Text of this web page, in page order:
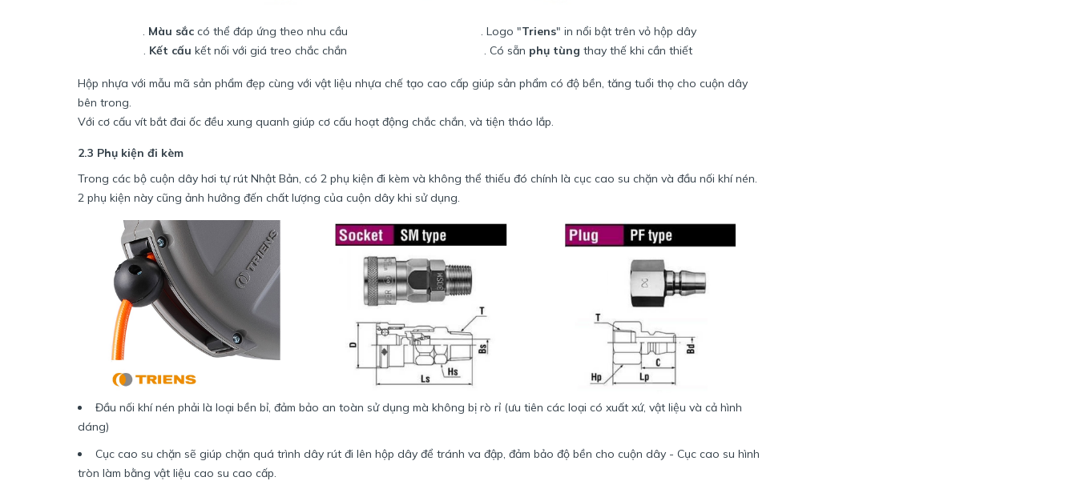
. Màu sắccó thể đáp ứng theo nhu cầu
. Kết cấu kết nối với giá treo chắc chắn
. Logo "Triens" in nổi bật trên vỏ hộp dây
. Có sẵn phụ tùng thay thế khi cần thiết
Hộp nhựa với mẫu mã sản phẩm đẹp cùng với vật liệu nhựa chế tạo cao cấp giúp sản phẩm có độ bền, tăng tuổi thọ cho cuộn dây
bên trong.
Với cơ cấu vít bắt đai ốc đều xung quanh giúp cơ cấu hoạt động chắc chắn, và tiện tháo lắp.
2.3 Phụ kiện đi kèm
Trong các bộ cuộn dây hơi tự rút Nhật Bản, có 2 phụ kiện đi kèm và không thể thiếu đó chính là cục cao su chặn và đầu nối khí nén.
2 phụ kiện này cũng ảnh hưởng đến chất lượng của cuộn dây khi sử dụng.
Đầu nối khí nén phải là loại bền bỉ, đảm bảo an toàn sử dụng mà không bị rò rỉ (ưu tiên các loại có xuất xứ, vật liệu và cả hình
dáng)
Cục cao su chặn sẽ giúp chặn quá trình dây rút đi lên hộp dây để tránh va đập, đảm bảo độ bền cho cuộn dây - Cục cao su hình
tròn làm bằng vật liệu cao su cao cấp.